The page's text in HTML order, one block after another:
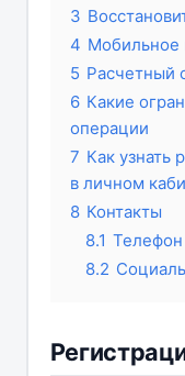
3
4 Мобильное
5 Расчетный
6 Какие
операции
7 Как узнать
в личном
8 Контакты
8.1 Телефон
8.2